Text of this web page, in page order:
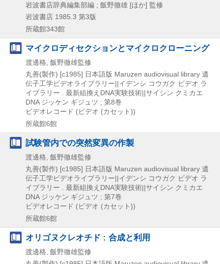
岩波書店辞典編集部編 ; 飯野徹雄 [ほか] 監修
岩波書店 1985.3 第3版
所蔵館343館
マイクロディセクションとマイクロクローニング
渡邊格, 飯野徹雄監修
丸善(製作) [c1985] 日本語版 Maruzen audiovisual library 遺
伝子工学ビデオライブラリー||イデンシ コウガク ビデオ ラ
イブラリー . 最新組換えDNA実験技術||サイシン クミカエ
DNA ジッケン ギジュツ ; 第8巻
ビデオレコード (ビデオ (カセット))
所蔵館6館
試験管内での突然変異の作製
渡邊格, 飯野徹雄監修
丸善(製作) [c1985] 日本語版 Maruzen audiovisual library 遺
伝子工学ビデオライブラリー||イデンシ コウガク ビデオ ラ
イブラリー . 最新組換えDNA実験技術||サイシン クミカエ
DNA ジッケン ギジュツ ; 第7巻
ビデオレコード (ビデオ (カセット))
所蔵館6館
オリゴヌクレオチド : 合成と利用
渡邊格, 飯野徹雄監修